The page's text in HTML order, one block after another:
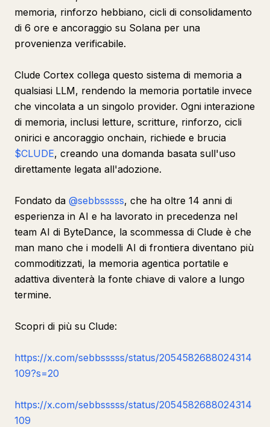
memoria, rinforzo hebbiano, cicli di consolidamento
di 6 ore e ancoraggio su Solana per una
provenienza verificabile.
Clude Cortex collega questo sistema di memoria a
qualsiasi LLM, rendendo la memoria portatile invece
che vincolata a un singolo provider. Ogni interazione
di memoria, inclusi letture, scritture, rinforzo, cicli
onirici e ancoraggio onchain, richiede e brucia
$CLUDE, creando una domanda basata sull'uso
direttamente legata all'adozione.
Fondato da @sebbsssss, che ha oltre 14 anni di
esperienza in AI e ha lavorato in precedenza nel
team AI di ByteDance, la scommessa di Clude è che
man mano che i modelli AI di frontiera diventano più
commoditizzati, la memoria agentica portatile e
adattiva diventerà la fonte chiave di valore a lungo
termine.
Scopri di più su Clude:
https://x.com/sebbsssss/status/2054582688024314
109?s=20
https://x.com/sebbsssss/status/2054582688024314
109